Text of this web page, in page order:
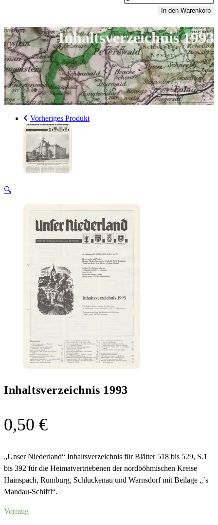
In den Warenkorb
Inhaltsverzeichnis 1993
Vorheriges Produkt
🔍
Inhaltsverzeichnis 1993
0,50 €
„Unser Niederland“ Inhaltsverzeichnis für Blätter 518 bis 529, S.1
bis 392 für die Heimatvertriebenen der nordböhmischen Kreise
Hainspach, Rumburg, Schluckenau und Warnsdorf mit Beilage „`s
Mandau-Schiffl“.
Vorrätig